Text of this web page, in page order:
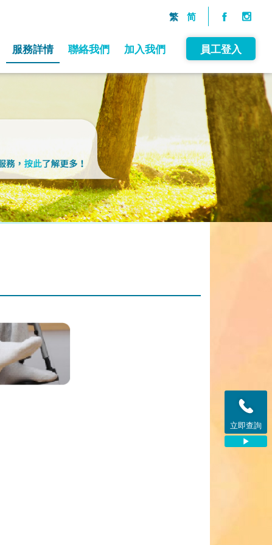
繁 简
服務詳情 聯絡我們 加入我們 員工登入
立即查詢
致